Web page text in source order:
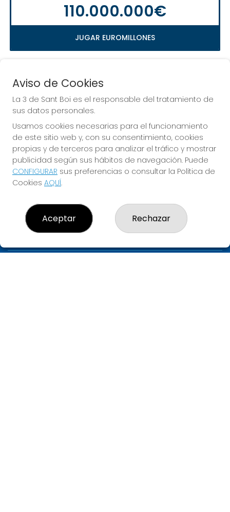
110.000.000€
JUGAR EUROMILLONES
Sorteo del día 06-08-2026
PRÓXIMO BOTE MILLONARIO:
700.000€
JUGAR BONOLOTO
Aviso de Cookies
La 3 de Sant Boi es el responsable del tratamiento de
sus datos personales.
Usamos cookies necesarias para el funcionamiento
de este sitio web y, con su consentimiento, cookies
propias y de terceros para analizar el tráfico y mostrar
publicidad según sus hábitos de navegación. Puede
CONFIGURAR sus preferencias o consultar la Política de
Cookies AQUÍ.
Aceptar Rechazar